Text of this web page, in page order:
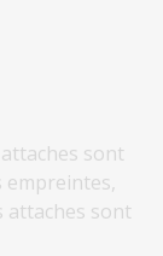
sont
empreintes,
sont